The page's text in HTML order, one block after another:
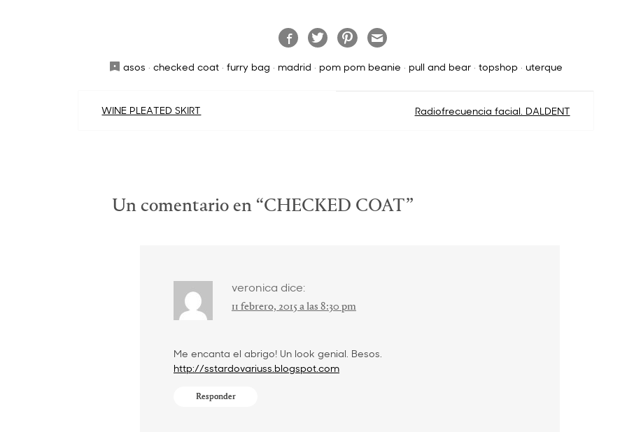
asos · checked coat · furry bag · madrid · pom pom beanie · pull and bear · topshop · uterque
Navegación
WINE PLEATED SKIRT Radiofrecuencia facial. DALDENT
Un comentario en “CHECKED COAT”
veronica dice:
11 febrero, 2015 a las 8:30 pm
Me encanta el abrigo! Un look genial. Besos.
http://sstardovariuss.blogspot.com
Responder